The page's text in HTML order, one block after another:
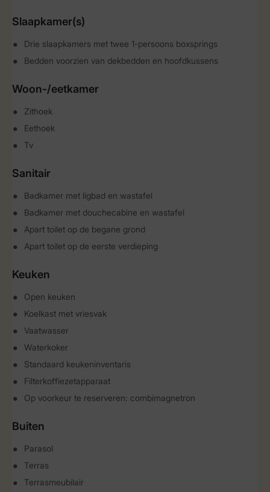
Slaapkamer(s)
Drie slaapkamers met twee 1-persoons boxsprings
Bedden voorzien van dekbedden en hoofdkussens
Woon-/eetkamer
Zithoek
Eethoek
Tv
Sanitair
Badkamer met ligbad en wastafel
Badkamer met douchecabine en wastafel
Apart toilet op de begane grond
Apart toilet op de eerste verdieping
Keuken
Open keuken
Koelkast met vriesvak
Vaatwasser
Waterkoker
Standaard keukeninventaris
Filterkoffiezetapparaat
Op voorkeur te reserveren: combimagnetron
Buiten
Parasol
Terras
Terrasmeubilair